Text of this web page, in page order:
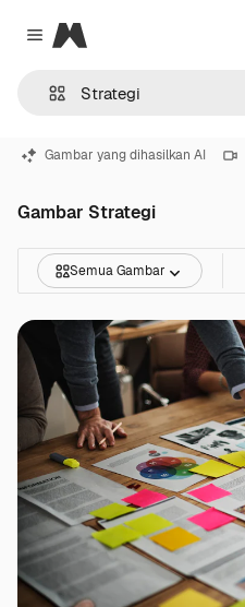
Close menu
Magnific
Gambar yang dihasilkan AI
Gambar Strategi
Semua Gambar